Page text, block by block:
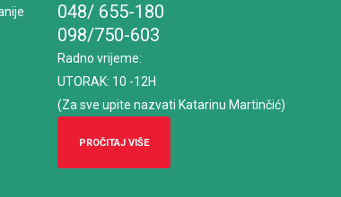
048/ 655-180
098/750-603
Radno vrijeme:
UTORAK: 10 -12H
(Za sve upite nazvati Katarinu Martinčić)
PROČITAJ VIŠE